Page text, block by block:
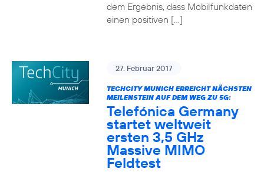
dem Ergebnis, dass Mobilfunkdaten
einen positiven […]
27. Februar 2017
TECHCITY MUNICH ERREICHT NÄCHSTEN
MEILENSTEIN AUF DEM WEG ZU 5G:
Telefónica Germany
startet weltweit
ersten 3,5 GHz
Massive MIMO
Feldtest